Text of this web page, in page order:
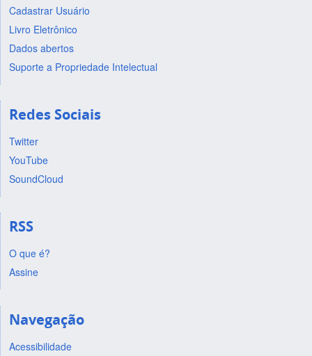
Cadastrar Usuário
Livro Eletrônico
Dados abertos
Suporte a Propriedade Intelectual
Redes Sociais
Twitter
YouTube
SoundCloud
RSS
O que é?
Assine
Navegação
Acessibilidade